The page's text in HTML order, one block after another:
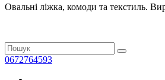
Овальні ліжка, комоди та текстиль.
0672764593